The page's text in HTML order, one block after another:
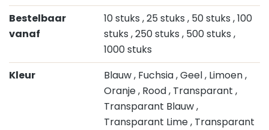
Bestelbaar
vanaf
10 stuks , 25 stuks , 50 stuks , 100
stuks , 250 stuks , 500 stuks ,
1000 stuks
Kleur
Blauw, Fuchsia, Geel, Limoen,
Oranje, Rood, Transparant ,
Transparant Blauw,
Transparant Lime, Transparant